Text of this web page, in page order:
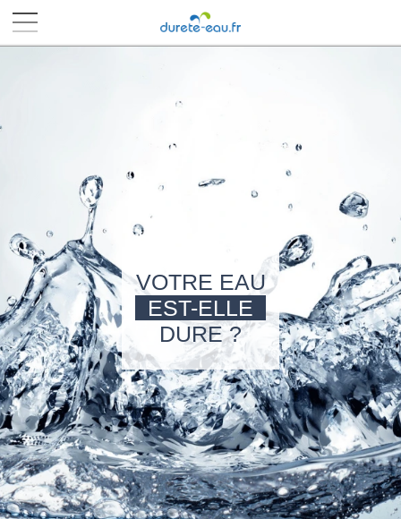
VOTRE EAU
EST-ELLE
DURE ?